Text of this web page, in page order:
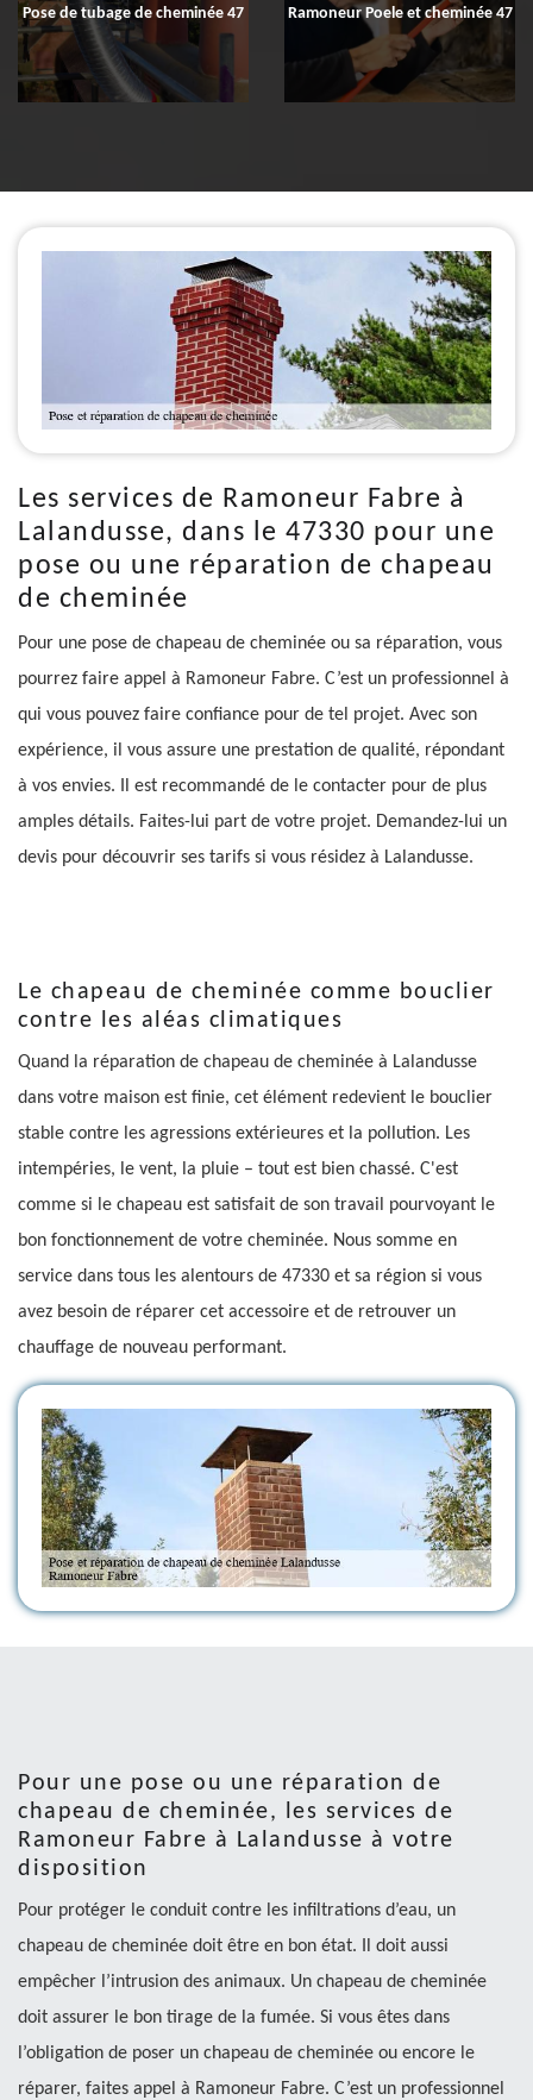
Pose de tubage de cheminée 47 Ramoneur Poele et cheminée 47
Les services de Ramoneur Fabre à
Lalandusse, dans le 47330 pour une
pose ou une réparation de chapeau
de cheminée
Pour une pose de chapeau de cheminée ou sa réparation, vous
pourrez faire appel à Ramoneur Fabre. C’est un professionnel à
qui vous pouvez faire confiance pour de tel projet. Avec son
expérience, il vous assure une prestation de qualité, répondant
à vos envies. Il est recommandé de le contacter pour de plus
amples détails. Faites-lui part de votre projet. Demandez-lui un
devis pour découvrir ses tarifs si vous résidez à Lalandusse.
Le chapeau de cheminée comme bouclier
contre les aléas climatiques
Quand la réparation de chapeau de cheminée à Lalandusse
dans votre maison est finie, cet élément redevient le bouclier
stable contre les agressions extérieures et la pollution. Les
intempéries, le vent, la pluie – tout est bien chassé. C'est
comme si le chapeau est satisfait de son travail pourvoyant le
bon fonctionnement de votre cheminée. Nous somme en
service dans tous les alentours de 47330 et sa région si vous
avez besoin de réparer cet accessoire et de retrouver un
chauffage de nouveau performant.
Pour une pose ou une réparation de
chapeau de cheminée, les services de
Ramoneur Fabre à Lalandusse à votre
disposition
Pour protéger le conduit contre les infiltrations d’eau, un
chapeau de cheminée doit être en bon état. Il doit aussi
empêcher l’intrusion des animaux. Un chapeau de cheminée
doit assurer le bon tirage de la fumée. Si vous êtes dans
l’obligation de poser un chapeau de cheminée ou encore le
réparer, faites appel à Ramoneur Fabre. C’est un professionnel